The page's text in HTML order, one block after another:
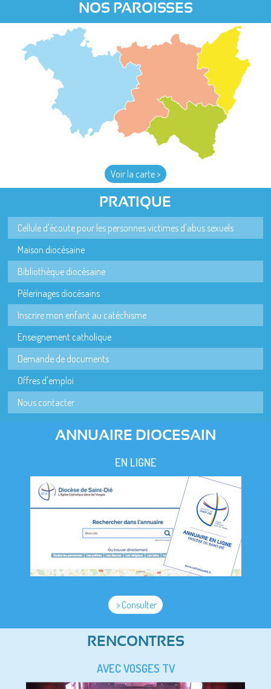
NOS PAROISSES
Voir la carte >
PRATIQUE
Cellule d'écoute pour les personnes victimes d'abus sexuels
Maison diocésaine
Bibliothèque diocésaine
Pèlerinages diocésains
Inscrire mon enfant au catéchisme
Enseignement catholique
Demande de documents
Offres d'emploi
Nous contacter
ANNUAIRE DIOCESAIN
EN LIGNE
> Consulter
RENCONTRES
AVEC VOSGES TV